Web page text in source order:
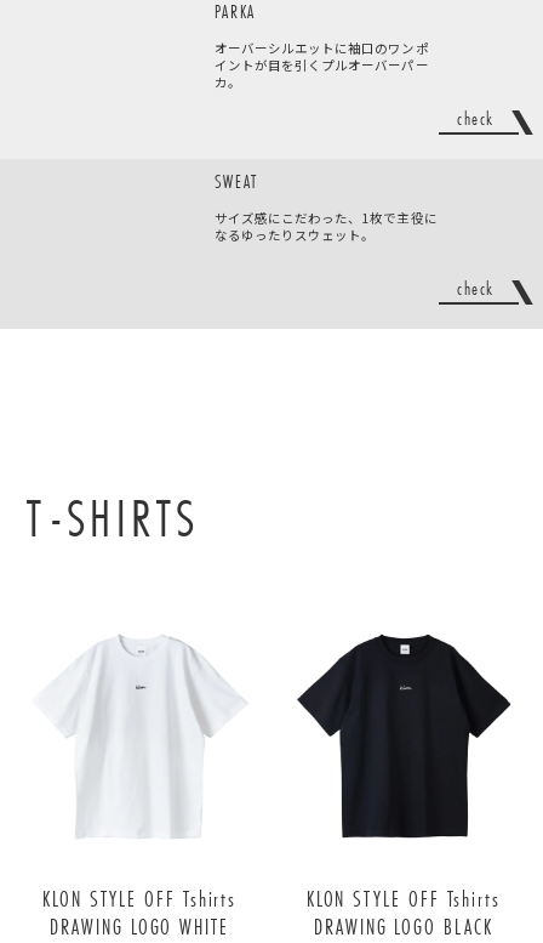
PARKA
オーバーシルエットに袖口のワンポ
イントが目を引くプルオーバーパー
カ。
check
SWEAT
サイズ感にこだわった、1枚で主役に
なるゆったりスウェット。
check
T-SHIRTS
KLON STYLE OFF Tshirts
DRAWING LOGO WHITE
KLON STYLE OFF Tshirts
DRAWING LOGO BLACK